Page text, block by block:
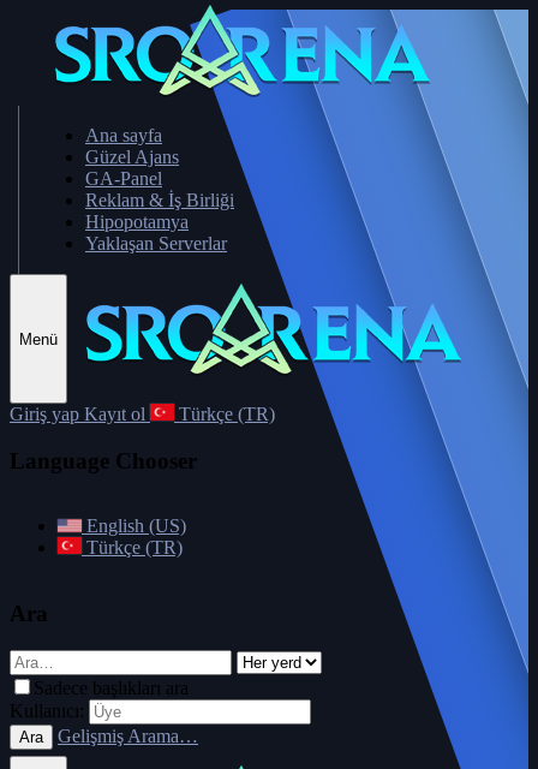
Ana sayfa
Güzel Ajans
GA-Panel
Reklam & İş Birliği
Hipopotamya
Yaklaşan Serverlar
Menü
Giriş yap Kayıt ol Türkçe (TR)
Language Chooser
English (US)
Türkçe (TR)
Ara
Sadece başlıkları ara
Kullanıcı:
Ara Gelişmiş Arama…